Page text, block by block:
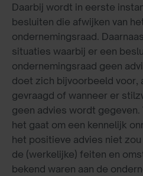
Daarbij wordt in eerste
besluiten die afwijken van
ondernemingsraad.
situaties waarbij er een
ondernemingsraad geen
doet zich bijvoorbeeld voor,
gevraagd of wanneer er
geen advies wordt
het gaat om een kennelijk
het positieve advies niet
de (werkelijke) feiten en
bekend waren aan de